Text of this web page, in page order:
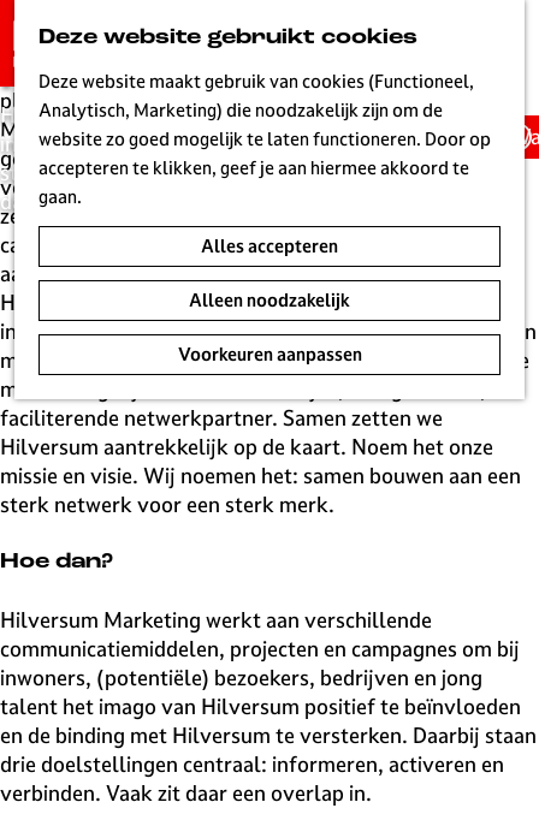
Deze website gebruikt cookies
Deze website maakt gebruik van cookies (Functioneel,
Analytisch, Marketing) die noodzakelijk zijn om de
website zo goed mogelijk te laten functioneren. Door op
accepteren te klikken, geef je aan hiermee akkoord te
gaan.
Alles accepteren
Alleen noodzakelijk
Voorkeuren aanpassen
a
n
a
a
r
e
o
m
e
p
a
g
e
L
i
i
l
v
e
r
s
u
K
Wij zijn Hilversum
Marketing
Hilversum aantrekkelijk op de kaart zetten voor
inwoners, bezoekers en ondernemers, samen met
stadspartners; dat is ons doel. Lees hier hoe we
daaraan werken.
Hilversum is één van de meest direct herkenbare
plaatsnamen van Nederland. Een unieke plek, die als
Mediastad, en stad van architectuur en natuur sterke
gevoelens en herinneringen oproept. Een stad die iets
voor je betekent. Hilversum als sterk merk op de kaart
zetten. Dat is waar wij aan werken. Met gerichte
campagnes en activiteiten brengen wij de stad onder de
aandacht. Wij zorgen ervoor dat al het moois dat
Hilversum te bieden heeft nog beter zichtbaar is. Voor
inwoners, bezoekers en ondernemers. Dit doen we samen
met stadspartners. Wij organiseren, we verbinden en we
maken mogelijk. Als onafhankelijke, datagedreven,
faciliterende netwerkpartner. Samen zetten we
Hilversum aantrekkelijk op de kaart. Noem het onze
missie en visie. Wij noemen het: samen bouwen aan een
sterk netwerk voor een sterk merk.
Hoe dan?
Hilversum Marketing werkt aan verschillende
communicatiemiddelen, projecten en campagnes om bij
inwoners, (potentiële) bezoekers, bedrijven en jong
talent het imago van Hilversum positief te beïnvloeden
en de binding met Hilversum te versterken. Daarbij staan
drie doelstellingen centraal: informeren, activeren en
verbinden. Vaak zit daar een overlap in.